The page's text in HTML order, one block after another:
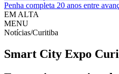
Penha completa 20 anos entre
EM ALTA
MENU
Notícias/Curitiba
Smart City Expo